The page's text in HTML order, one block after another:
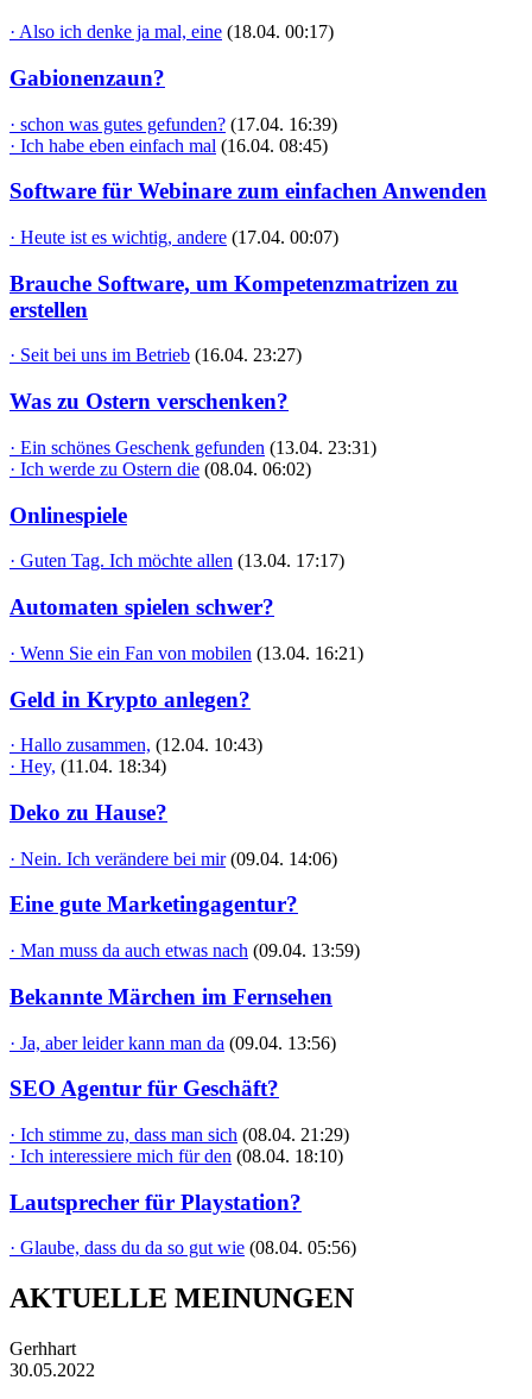
· Also ich denke ja mal, eine (18.04. 00:17)
Gabionenzaun?
· schon was gutes gefunden? (17.04. 16:39)
· Ich habe eben einfach mal (16.04. 08:45)
Software für Webinare zum einfachen Anwenden
· Heute ist es wichtig, andere (17.04. 00:07)
Brauche Software, um Kompetenzmatrizen zu
erstellen
· Seit bei uns im Betrieb (16.04. 23:27)
Was zu Ostern verschenken?
· Ein schönes Geschenk gefunden (13.04. 23:31)
· Ich werde zu Ostern die (08.04. 06:02)
Onlinespiele
· Guten Tag. Ich möchte allen (13.04. 17:17)
Automaten spielen schwer?
· Wenn Sie ein Fan von mobilen (13.04. 16:21)
Geld in Krypto anlegen?
· Hallo zusammen, (12.04. 10:43)
· Hey, (11.04. 18:34)
Deko zu Hause?
· Nein. Ich verändere bei mir (09.04. 14:06)
Eine gute Marketingagentur?
· Man muss da auch etwas nach (09.04. 13:59)
Bekannte Märchen im Fernsehen
· Ja, aber leider kann man da (09.04. 13:56)
SEO Agentur für Geschäft?
· Ich stimme zu, dass man sich (08.04. 21:29)
· Ich interessiere mich für den (08.04. 18:10)
Lautsprecher für Playstation?
· Glaube, dass du da so gut wie (08.04. 05:56)
AKTUELLE MEINUNGEN
Gerhhart
30.05.2022